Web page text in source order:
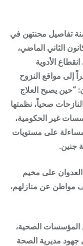
تفاصيل محنتهن في
الإسرائيلي المتواصل منذ 21 كانون الثاني الماضي،
الأدوية
إلى مواقع النزوح
“حين يصبح العلاج
صحياً، نظمتها
غير الحكومية،
على مستويات
جنين.
على مخيم
وما نتج عنه من نزوح أكثر من 20 ألف مواطن عن منازلهم،
المؤسسات الصحية،
مديرية الصحة